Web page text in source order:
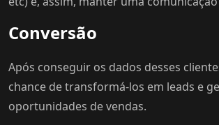
Conversão
Após conseguir os dados desses
chance de transformá-los em leads e
oportunidades de vendas.